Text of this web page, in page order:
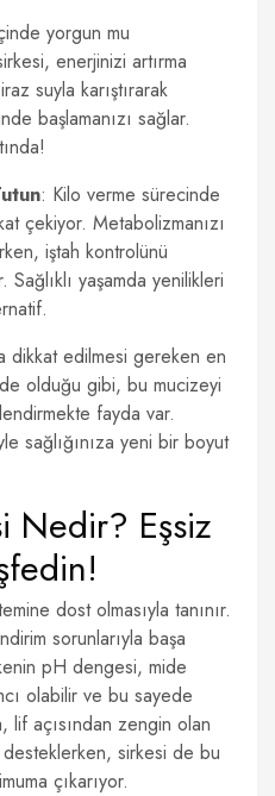
yorgun mu
enerjinizi artırma
suyla karıştırarak
başlamanızı sağlar.
: Kilo verme sürecinde
çekiyor. Metabolizmanızı
iştah kontrolünü
yaşamda yenilikleri
dikkat edilmesi gereken en
olduğu gibi, bu mucizeyi
fayda var.
sağlığınıza yeni bir boyut
Nedir? Eşsiz
dost olmasıyla tanınır.
sorunlarıyla başa
pH dengesi, mide
olabilir ve bu sayede
lif açısından zengin olan
desteklerken, sirkesi de bu
çıkarıyor.